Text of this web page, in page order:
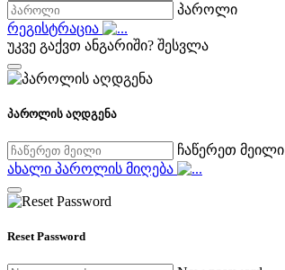
პაროლი
რეგისტრაცია
უკვე გაქვთ ანგარიში? შესვლა
პაროლის აღდგენა
ჩაწერეთ მეილი
ახალი პაროლის მიღება
Reset Password